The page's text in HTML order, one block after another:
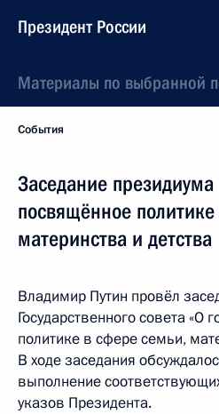
Президент России
Материалы по выбранной
События
Заседание президиума
посвящённое
материнства и детства
Владимир Путин провёл
Государственного совета «О
политике в сфере семьи,
В ходе заседания
выполнение
указов Президента.